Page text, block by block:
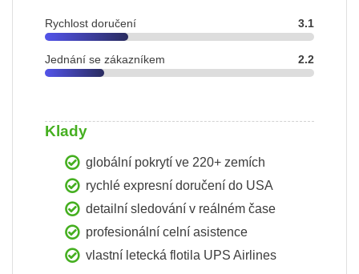
Rychlost doručení 3.1
Jednání se zákazníkem 2.2
Klady
globální pokrytí ve 220+ zemích
rychlé expresní doručení do USA
detailní sledování v reálném čase
profesionální celní asistence
vlastní letecká flotila UPS Airlines